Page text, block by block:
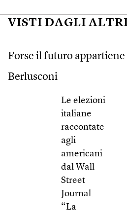
VISTI DAGLI
Forse il futuro appartiene
Berlusconi
Le elezioni
italiane
raccontate
agli
americani
dal Wall
Street
Journal.
“La